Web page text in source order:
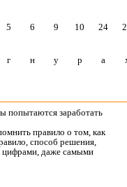
5 6 9 10 24
г н у р а
попытаются заработать
правило о том, как
способ решения,
даже самыми